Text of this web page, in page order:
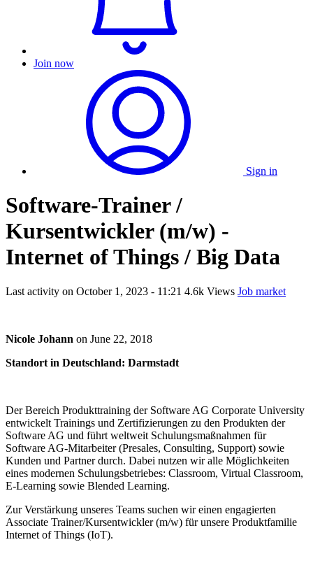
Join now
Sign in
Software-Trainer /
Kursentwickler (m/w) -
Internet of Things / Big Data
Last activity on October 1, 2023 - 11:21 4.6k Views Job market
Nicole Johann on June 22, 2018
Standort in Deutschland: Darmstadt
Der Bereich Produkttraining der Software AG Corporate University
entwickelt Trainings und Zertifizierungen zu den Produkten der
Software AG und führt weltweit Schulungsmaßnahmen für
Software AG-Mitarbeiter (Presales, Consulting, Support) sowie
Kunden und Partner durch. Dabei nutzen wir alle Möglichkeiten
eines modernen Schulungsbetriebes: Classroom, Virtual Classroom,
E-Learning sowie Blended Learning.
Zur Verstärkung unseres Teams suchen wir einen engagierten
Associate Trainer/Kursentwickler (m/w) für unsere Produktfamilie
Internet of Things (IoT).